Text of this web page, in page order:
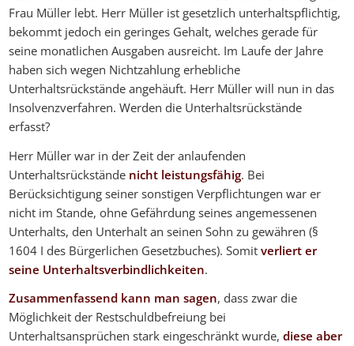
Frau Müller lebt. Herr Müller ist gesetzlich unterhaltspflichtig,
bekommt jedoch ein geringes Gehalt, welches gerade für
seine monatlichen Ausgaben ausreicht. Im Laufe der Jahre
haben sich wegen Nichtzahlung erhebliche
Unterhaltsrückstände angehäuft. Herr Müller will nun in das
Insolvenzverfahren. Werden die Unterhaltsrückstände
erfasst?
Herr Müller war in der Zeit der anlaufenden
Unterhaltsrückstände nicht leistungsfähig. Bei
Berücksichtigung seiner sonstigen Verpflichtungen war er
nicht im Stande, ohne Gefährdung seines angemessenen
Unterhalts, den Unterhalt an seinen Sohn zu gewähren (§
1604 I des Bürgerlichen Gesetzbuches). Somitverliert er
seine Unterhaltsverbindlichkeiten.
Zusammenfassend kann man sagen, dass zwar die
Möglichkeit der Restschuldbefreiung bei
Unterhaltsansprüchen stark eingeschränkt wurde, diese aber